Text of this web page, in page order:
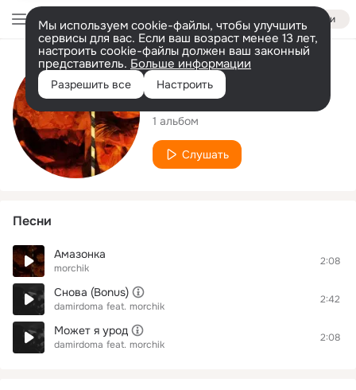
Войти
Мы используем cookie-файлы, чтобы улучшить
сервисы для вас. Если ваш возраст менее 13 лет,
настроить cookie-файлы должен ваш законный
представитель. Больше информации
Разрешить все Настроить
Исполнитель
morchik
1 альбом
Слушать
Песни
Амазонка
morchik
2:08
Снова (Bonus)
damirdoma feat. morchik
2:42
Может я урод
damirdoma feat. morchik
2:08